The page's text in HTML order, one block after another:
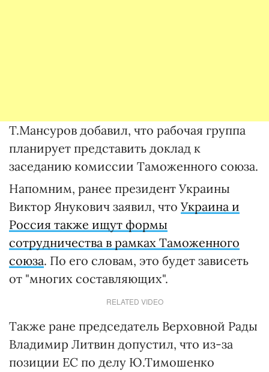
Т.Мансуров добавил, что рабочая группа
планирует представить доклад к
заседанию комиссии Таможенного союза.
Напомним, ранее президент Украины
Виктор Янукович заявил, что Украина и
Россия также ищут формы
сотрудничества в рамках Таможенного
союза. По его словам, это будет зависеть
от "многих составляющих".
RELATED VIDEO
Также ране председатель Верховной Рады
Владимир Литвин допустил, что из-за
позиции ЕС по делу Ю.Тимошенко